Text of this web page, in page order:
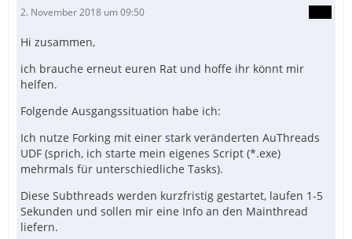
2. November 2018 um 09:50
Hi zusammen,
ich brauche erneut euren Rat und hoffe ihr könnt mir
helfen.
Folgende Ausgangssituation habe ich:
Ich nutze Forking mit einer stark veränderten AuThreads
UDF (sprich, ich starte mein eigenes Script (*.exe)
mehrmals für unterschiedliche Tasks).
Diese Subthreads werden kurzfristig gestartet, laufen 1-5
Sekunden und sollen mir eine Info an den Mainthread
liefern.